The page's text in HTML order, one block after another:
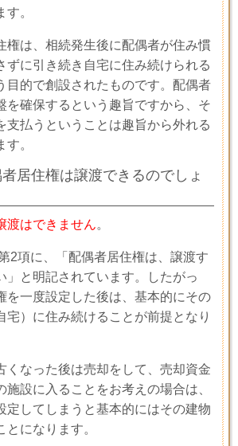
。
権は、相続発生後に配偶者が住み慣
ずに引き続き自宅に住み続けられる
目的で創設されたものです。配偶者
を確保するという趣旨ですから、そ
支払うということは趣旨から外れる
。
者居住権は譲渡できるのでしょ
渡はできません。
2項に、「配偶者居住権は、譲渡す
」と明記されています。したがっ
を一度設定した後は、基本的にその
宅）に住み続けることが前提となり
くなった後は売却をして、売却資金
施設に入ることをお考えの場合は、
定してしまうと基本的にはその建物
になります。